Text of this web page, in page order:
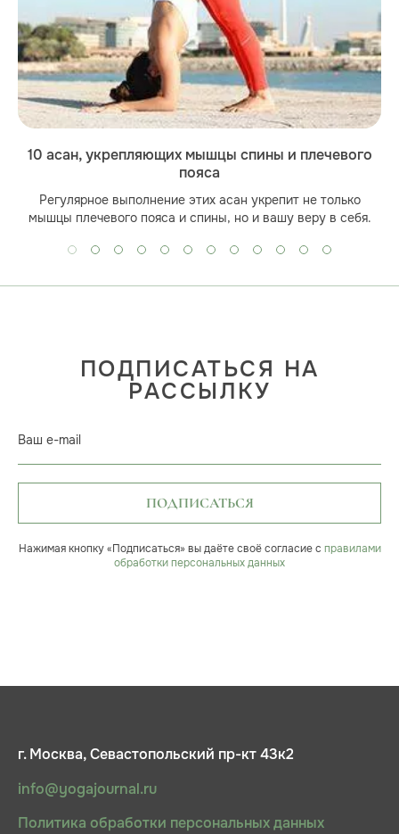
10 асан, укрепляющих мышцы спины и плечевого
пояса
Регулярное выполнение этих асан укрепит не только
мышцы плечевого пояса и спины, но и вашу веру в себя.
ПОДПИСАТЬСЯ НА
РАССЫЛКУ
Ваш e-mail
ПОДПИСАТЬСЯ
Нажимая кнопку «Подписаться» вы даёте своё согласие с правилами
обработки персональных данных
г. Москва, Севастопольский пр-кт 43к2
info@yogajournal.ru
Политика обработки персональных данных